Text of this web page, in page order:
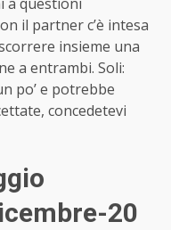
il partner c’è intesa
insieme una
a entrambi. Soli:
po’ e potrebbe
concedetevi
20